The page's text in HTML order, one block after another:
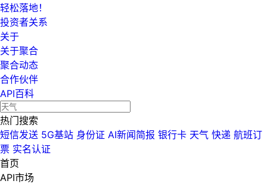
轻松落地！
投资者关系
关于
关于聚合
聚合动态
合作伙伴
API百科
热门搜索
短信发送 5G基站 身份证 AI新闻简报 银行卡 天气 快递 航班订
票 实名认证
首页
API市场